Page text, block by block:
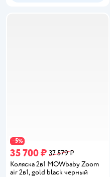
−5%
35 700 ₽ 37 579 ₽
Коляска 2в1 MOWbaby Zoom
air 2в1, gold black черный